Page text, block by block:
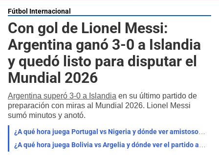
Fútbol Internacional
Con gol de Lionel Messi:
Argentina ganó 3-0 a Islandia
y quedó listo para disputar el
Mundial 2026
Argentina superó 3-0 a Islandia en su último partido de
preparación con miras al Mundial 2026. Lionel Messi
sumó minutos y anotó.
¿A qué hora juega Portugal vs Nigeria y dónde ver amistoso con Cristiano Ronaldo?
¿A qué hora juega Bolivia vs Argelia y dónde ver el partido amistoso disputado en Estados Unidos?